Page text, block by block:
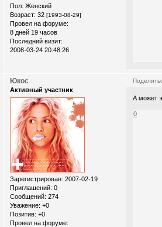
Пол: Женский
Возраст: 32 [1993-08-29]
Провел на форуме:
8 дней 19 часов
Последний визит:
2008-03-24 20:48:26
Юкос
Активный участник
Зарегистрирован: 2007-02-19
Приглашений: 0
Сообщений: 274
Уважение: +0
Позитив: +0
Провел на форуме:
А может
0